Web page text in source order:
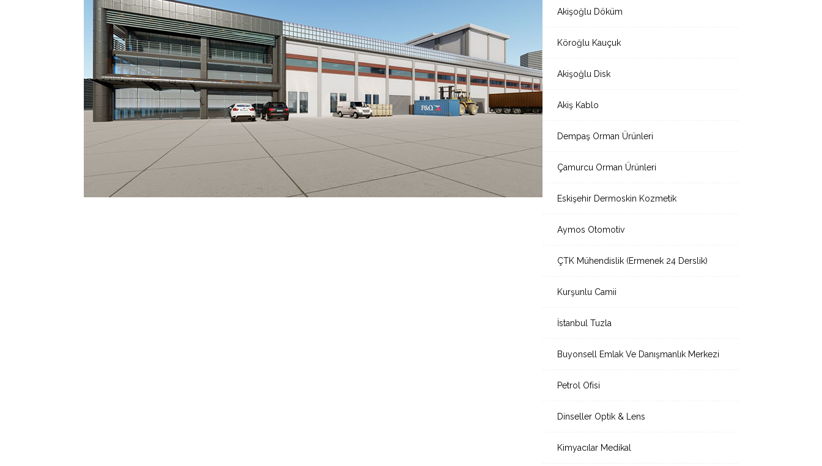
Akişoğlu Döküm
Köroğlu Kauçuk
Akişoğlu Disk
Akiş Kablo
Dempaş Orman Ürünleri
Çamurcu Orman Ürünleri
Eskişehir Dermoskin Kozmetik
Aymos Otomotiv
ÇTK Mühendislik (Ermenek 24 Derslik)
Kurşunlu Camii
İstanbul Tuzla
Buyonsell Emlak Ve Danışmanlık Merkezi
Petrol Ofisi
Dinseller Optik & Lens
Kimyacılar Medikal